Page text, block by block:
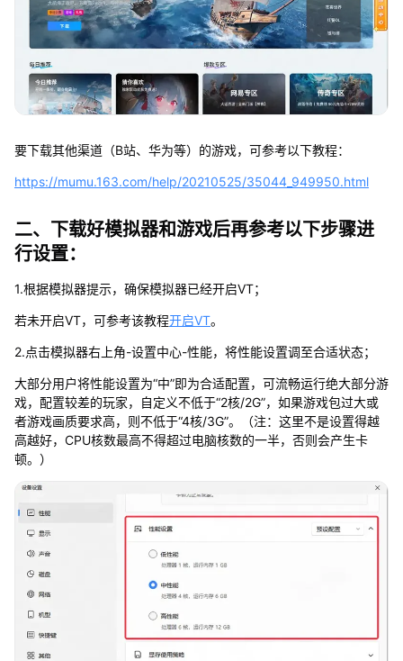
要下载其他渠道（B站、华为等）的游戏，可参考以下教程：
https://mumu.163.com/help/20210525/35044_949950.html
二、下载好模拟器和游戏后再参考以下步骤进
行设置：
1.根据模拟器提示，确保模拟器已经开启VT；
若未开启VT，可参考该教程开启VT。
2.点击模拟器右上角-设置中心-性能，将性能设置调至合适状态；
大部分用户将性能设置为“中”即为合适配置，可流畅运行绝大部分游
戏，配置较差的玩家，自定义不低于“2核/2G”，如果游戏包过大或
者游戏画质要求高，则不低于“4核/3G”。（注：这里不是设置得越
高越好，CPU核数最高不得超过电脑核数的一半，否则会产生卡
顿。）